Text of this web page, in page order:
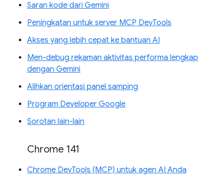
Saran kode dari Gemini
Peningkatan untuk server MCP DevTools
Akses yang lebih cepat ke bantuan AI
Men-debug rekaman aktivitas performa lengkap
dengan Gemini
Alihkan orientasi panel samping
Program Developer Google
Sorotan lain-lain
Chrome 141
Chrome DevTools (MCP) untuk agen AI Anda